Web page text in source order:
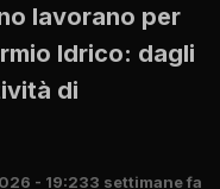
lavorano per
Idrico: dagli
di
- 19:233 settimane fa